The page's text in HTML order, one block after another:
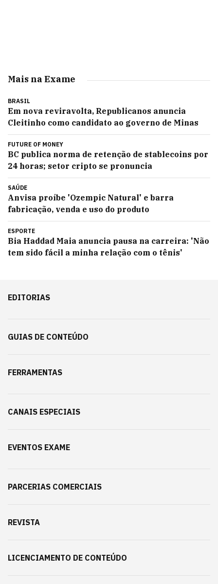
Mais na Exame
BRASIL
Em nova reviravolta, Republicanos anuncia
Cleitinho como candidato ao governo de Minas
FUTURE OF MONEY
BC publica norma de retenção de stablecoins por
24 horas; setor cripto se pronuncia
SAÚDE
Anvisa proíbe 'Ozempic Natural' e barra
fabricação, venda e uso do produto
ESPORTE
Bia Haddad Maia anuncia pausa na carreira: 'Não
tem sido fácil a minha relação com o tênis'
EDITORIAS
GUIAS DE CONTEÚDO
FERRAMENTAS
CANAIS ESPECIAIS
EVENTOS EXAME
PARCERIAS COMERCIAIS
REVISTA
LICENCIAMENTO DE CONTEÚDO